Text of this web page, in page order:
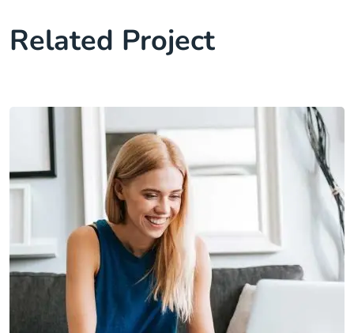
Related Project